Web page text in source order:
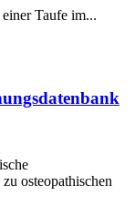
Taufe im...
osteopathischen